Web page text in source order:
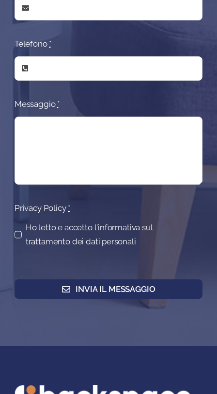
Telefono *
Messaggio *
Privacy Policy *
Ho letto e accetto l'informativa sul
trattamento dei dati personali
INVIA IL MESSAGGIO